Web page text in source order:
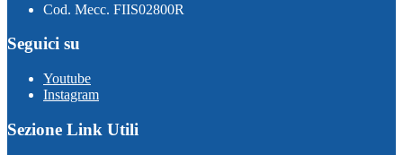
Cod. Mecc. FIIS02800R
Seguici su
Youtube
Instagram
Sezione Link Utili